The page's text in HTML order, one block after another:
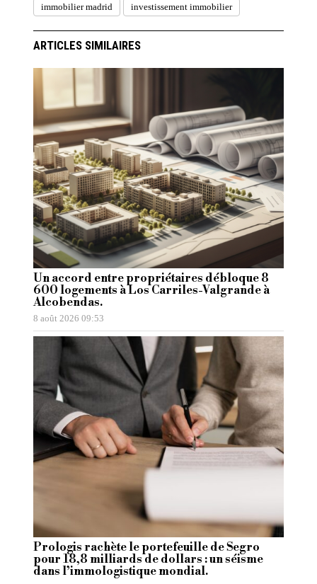
immobilier madrid
investissement immobilier
ARTICLES SIMILAIRES
Un accord entre propriétaires débloque 8
600 logements à Los Carriles-Valgrande à
Alcobendas.
8 août 2026 09:53
Prologis rachète le portefeuille de Segro
pour 18,8 milliards de dollars : un séisme
dans l’immologistique mondial.